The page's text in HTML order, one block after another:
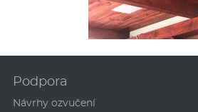
Podpora
Návrhy ozvučení